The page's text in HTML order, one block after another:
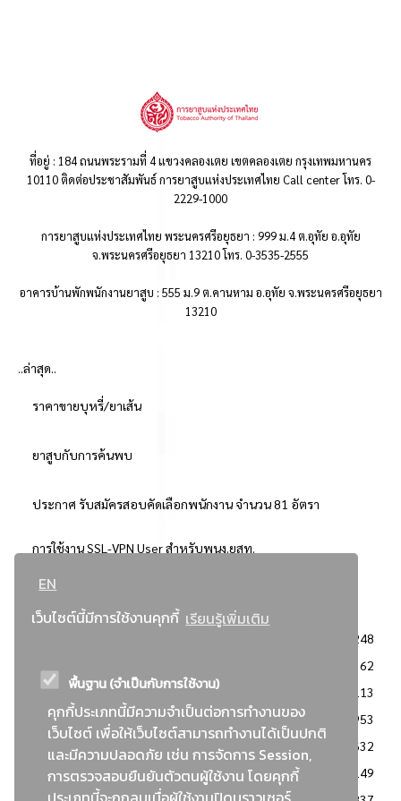
EN
เว็บไซต์นี้มีการใช้งานคุกกี้ เรียนรู้เพิ่มเติม
พื้นฐาน (จำเป็นกับการใช้งาน)
คุกกี้ประเภทนี้มีความจำเป็นต่อการทำงานของ
เว็บไซต์ เพื่อให้เว็บไซต์สามารถทำงานได้เป็นปกติ
และมีความปลอดภัย เช่น การจัดการ Session,
การตรวจสอบยืนยันตัวตนผู้ใช้งาน โดยคุกกี้
ที่อยู่ : 184 ถนนพระรามที่ 4 แขวงคลองเตย เขตคลองเตย กรุงเทพมหานคร
10110 ติดต่อประชาสัมพันธ์ การยาสูบแห่งประเทศไทย Call center โทร. 0-
2229-1000
การยาสูบแห่งประเทศไทย พระนครศรีอยุธยา : 999 ม.4 ต.อุทัย อ.อุทัย
จ.พระนครศรีอยุธยา 13210 โทร. 0-3535-2555
อาคารบ้านพักพนักงานยาสูบ : 555 ม.9 ต.คานหาม อ.อุทัย จ.พระนครศรีอยุธยา
13210
..ล่าสุด..
ราคาขายบุหรี่/ยาเส้น
ยาสูบกับการค้นพบ
ประกาศ รับสมัครสอบคัดเลือกพนักงาน จำนวน 81 อัตรา
การใช้งาน SSL-VPN User สำหรับพนง.ยสท.
..ยอดนิยม..
3248
2362
: วิธีเฉพาะเจาะจง
2113
ข่าวสาร/ประกาศ
1953
: เอกสารส่งเสริมความโปร่งใสในการจัดซื้อจัดจ้าง
1632
ข่าวสารจัดซื้อจัดจ้าง
1149